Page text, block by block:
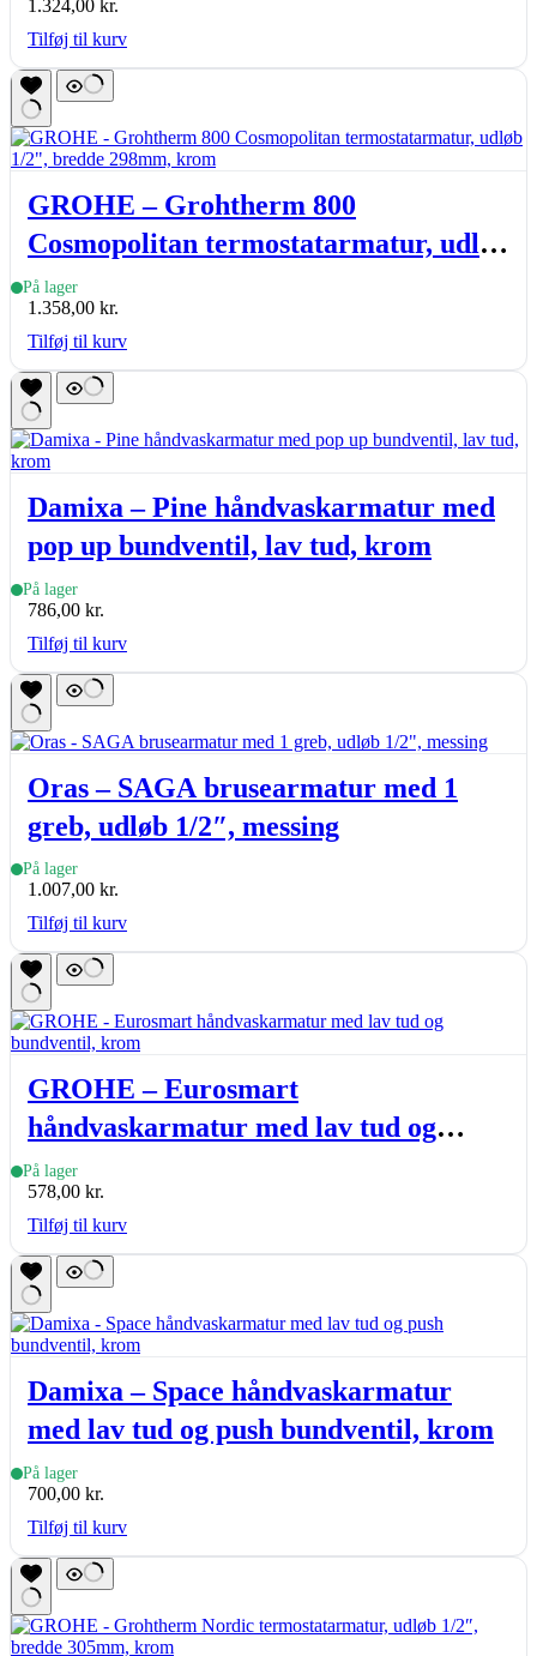
1.324,00 kr.
Tilføj til kurv
GROHE – Grohtherm 800
Cosmopolitan termostatarmatur, udløb
1/2″, bredde 298mm, krom
På lager
1.358,00 kr.
Tilføj til kurv
Damixa – Pine håndvaskarmatur med
pop up bundventil, lav tud, krom
På lager
786,00 kr.
Tilføj til kurv
Oras – SAGA brusearmatur med 1
greb, udløb 1/2″, messing
På lager
1.007,00 kr.
Tilføj til kurv
GROHE – Eurosmart
håndvaskarmatur med lav tud og
bundventil, krom
På lager
578,00 kr.
Tilføj til kurv
Damixa – Space håndvaskarmatur
med lav tud og push bundventil, krom
På lager
700,00 kr.
Tilføj til kurv